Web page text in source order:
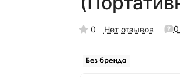
0 Нет отзывов 0